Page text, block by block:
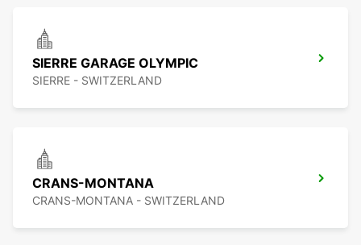
SIERRE GARAGE OLYMPIC
SIERRE - SWITZERLAND
CRANS-MONTANA
CRANS-MONTANA - SWITZERLAND